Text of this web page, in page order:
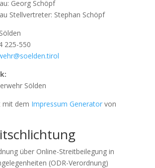
Georg Schöpf
Stellvertreter: Stephan Schöpf
Sölden
225-550
Sölden
mit dem Impressum Generatorvon
über Online-Streitbeilegung in
(ODR-Verordnung)